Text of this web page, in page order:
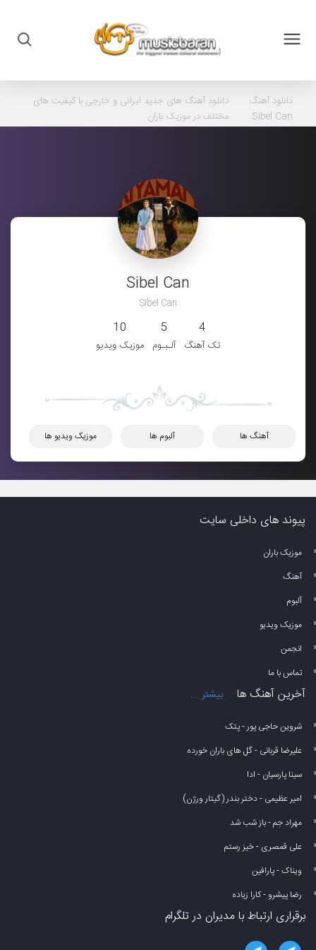
دانلود آهنگ
Sibel Can
دانلود آهنگ های جدید ایرانی و خارجی با کیفیت های
مختلف در موزیک باران
Sibel Can
Sibel Can
4
تک آهنگ
5
آلـبـوم
10
موزیک ویدیو
آهنگ ها آلبوم ها موزیک ویدیو ها
پیوند های داخلی سایت
موزیک باران
آهنگ
آلبوم
موزیک ویدیو
انجمن
تماس با ما
آخرین آهنگ ها بیشتر ...
شروین حاجی پور - پتک
علیرضا قربانی - گل های باران خورده
سینا پارسیان - ادا
امیر عظیمی - دختر بندر (گیتار ورژن)
مهراد جم - باز شب شد
علی قمصری - خیز رستم
ویناک - پارافین
رضا پیشرو - کارا زیاده
برقراری ارتباط با مدیران در تلگرام